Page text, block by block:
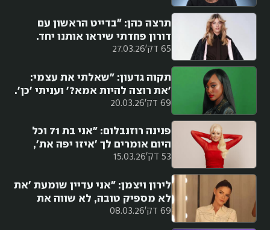
65 דק' 27.03.26
תרצה כהן: ״בדייט הראשון עם
דורון פחדתי שיראו אותנו יחד.
שמתי כובע, כיסיתי את עצמי,
תמונה?'"
69 דק' 20.03.26
תקוה גדעון: "שאלתי את עצמי:
'את רוצה להיות אמא?' ועניתי 'כן'.
הקפאת ביציות הייתה החלטה
53 דק' 15.03.26
פנינה רוזנבלום: "אני בת 71 וכל
היום אומרים לך 'איזו יפה את',
'איזה גוף יש לך', 'איזה מותניים
69 דק' 08.03.26
לירון ויצמן: "אני עדיין שומעת 'את
לא מספיק טובה, לא שווה את
הכסף הזה'. אבל אני אומרת